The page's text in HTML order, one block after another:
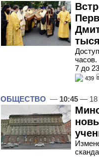
7 до
439
ОБЩЕСТВО — 10:45 — 18